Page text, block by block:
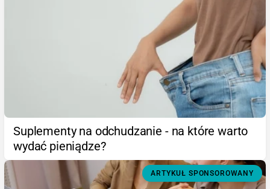
Suplementy na odchudzanie - na które warto
wydać pieniądze?
ARTYKUŁ SPONSOROWANY